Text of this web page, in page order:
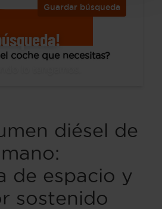
Guardar búsqueda
coche que necesitas?
diésel de
de espacio y
sostenido